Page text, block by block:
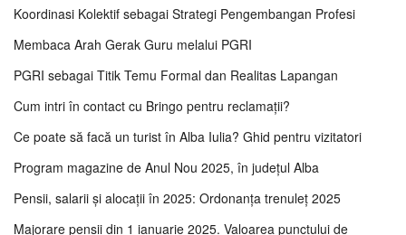
Koordinasi Kolektif sebagai Strategi Pengembangan Profesi
Membaca Arah Gerak Guru melalui PGRI
PGRI sebagai Titik Temu Formal dan Realitas Lapangan
Cum intri în contact cu Bringo pentru reclamații?
Ce poate să facă un turist în Alba Iulia? Ghid pentru vizitatori
Program magazine de Anul Nou 2025, în județul Alba
Pensii, salarii și alocații în 2025: Ordonanța trenuleț 2025
Majorare pensii din 1 ianuarie 2025. Valoarea punctului de